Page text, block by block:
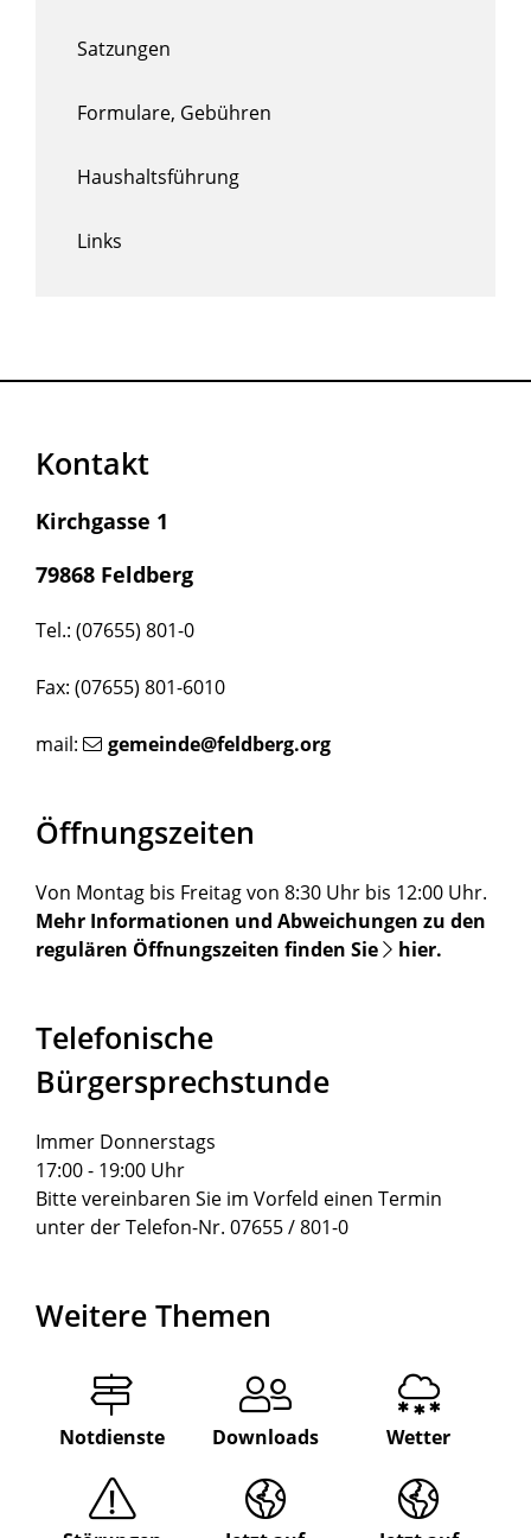
Satzungen
Formulare, Gebühren
Haushaltsführung
Links
Kontakt
Kirchgasse 1
79868 Feldberg
Tel.: (07655) 801-0
Fax: (07655) 801-6010
mail: gemeinde@feldberg.org
Öffnungszeiten
Von Montag bis Freitag von 8:30 Uhr bis 12:00 Uhr.
Mehr Informationen und Abweichungen zu den
regulären Öffnungszeiten finden Sie
hier.
Telefonische
Bürgersprechstunde
Immer Donnerstags
17:00 - 19:00 Uhr
Bitte vereinbaren Sie im Vorfeld einen Termin
unter der Telefon-Nr. 07655 / 801-0
Weitere Themen
Notdienste Downloads Wetter